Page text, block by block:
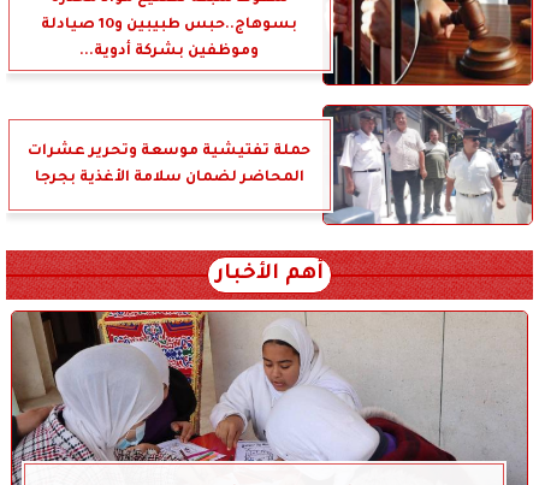
بسوهاج..حبس طبيبين و10 صيادلة
وموظفين بشركة أدوية...
حملة تفتيشية موسعة وتحرير عشرات
المحاضر لضمان سلامة الأغذية بجرجا
أهم الأخبار